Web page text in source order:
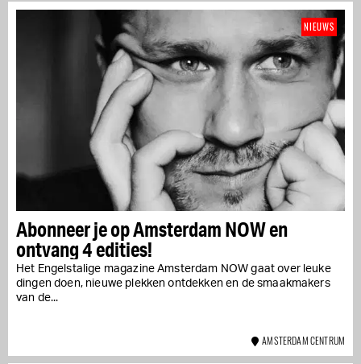
Abonneer je op Amsterdam NOW en
ontvang 4 edities!
Het Engelstalige magazine Amsterdam NOW gaat over leuke
dingen doen, nieuwe plekken ontdekken en de smaakmakers
van de...
NIEUWS
AMSTERDAM CENTRUM